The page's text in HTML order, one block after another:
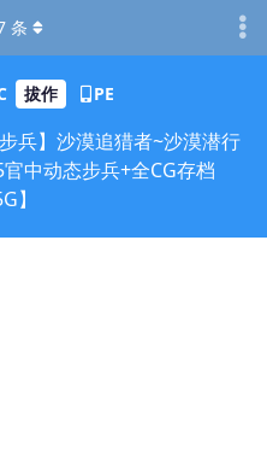
拔作 PE
兵】沙漠追猎者~沙漠潜行
中动态步兵+全CG存档
】
条